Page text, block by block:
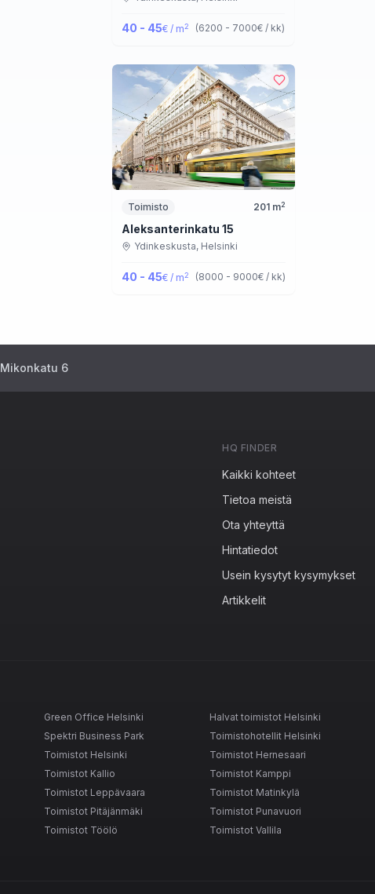
40 - 45€ / m2 (6200 - 7000€ / kk)
Toimisto 201m2
Aleksanterinkatu 15
Ydinkeskusta, Helsinki
40 - 45€ / m2 (8000 - 9000€ / kk)
Mikonkatu 6
HQ FINDER
Kaikki kohteet
Tietoa meistä
Ota yhteyttä
Hintatiedot
Usein kysytyt kysymykset
Artikkelit
Green Office Helsinki Halvat toimistot Helsinki
Spektri Business Park Toimistohotellit Helsinki
Toimistot Helsinki Toimistot Hernesaari
Toimistot Kallio Toimistot Kamppi
Toimistot Leppävaara Toimistot Matinkylä
Toimistot Pitäjänmäki Toimistot Punavuori
Toimistot Töölö Toimistot Vallila